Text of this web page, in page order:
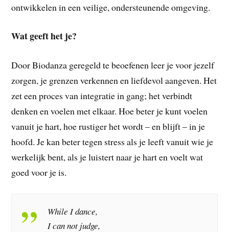
ontwikkelen in een veilige, ondersteunende omgeving.
Wat geeft het je?
Door Biodanza geregeld te beoefenen leer je voor jezelf
zorgen, je grenzen verkennen en liefdevol aangeven. Het
zet een proces van integratie in gang; het verbindt
denken en voelen met elkaar. Hoe beter je kunt voelen
vanuit je hart, hoe rustiger het wordt – en blijft – in je
hoofd. Je kan beter tegen stress als je leeft vanuit wie je
werkelijk bent, als je luistert naar je hart en voelt wat
goed voor je is.
While I dance,
I can not judge,